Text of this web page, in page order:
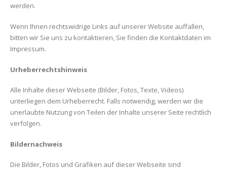
werden.
Wenn Ihnen rechtswidrige Links auf unserer Website auffallen,
bitten wir Sie uns zu kontaktieren, Sie finden die Kontaktdaten im
Impressum.
Urheberrechtshinweis
Alle Inhalte dieser Webseite (Bilder, Fotos, Texte, Videos)
unterliegen dem Urheberrecht. Falls notwendig, werden wir die
unerlaubte Nutzung von Teilen der Inhalte unserer Seite rechtlich
verfolgen.
Bildernachweis
Die Bilder, Fotos und Grafiken auf dieser Webseite sind